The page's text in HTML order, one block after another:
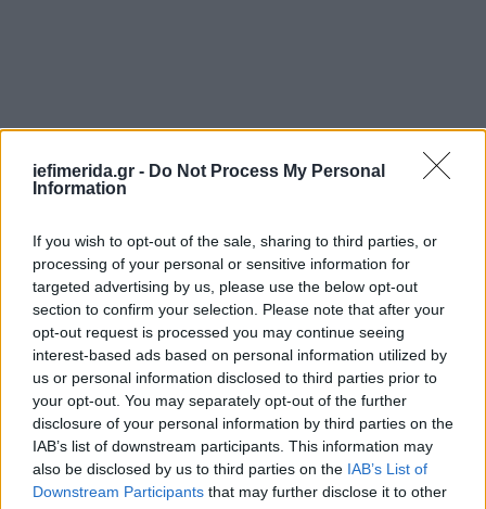
iefimerida.gr - Do Not Process My Personal
Information
If you wish to opt-out of the sale, sharing to third parties, or
processing of your personal or sensitive information for
targeted advertising by us, please use the below opt-out
section to confirm your selection. Please note that after your
opt-out request is processed you may continue seeing
interest-based ads based on personal information utilized by
us or personal information disclosed to third parties prior to
your opt-out. You may separately opt-out of the further
disclosure of your personal information by third parties on the
IAB’s list of downstream participants. This information may
also be disclosed by us to third parties on the IAB’s List of
Downstream Participants that may further disclose it to other